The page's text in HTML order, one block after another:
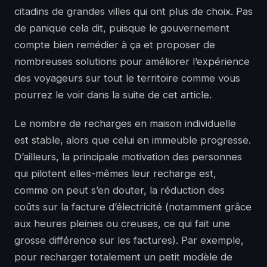
citadins de grandes villes qui ont plus de choix. Pas
de panique cela dit, puisque le gouvernement
compte bien remédier à ça et proposer de
nombreuses solutions pour améliorer l’expérience
des voyageurs sur tout le territoire comme vous
pourrez le voir dans la suite de cet article.
Le nombre de recharges en maison individuelle
est stable, alors que celui en immeuble progresse.
D’ailleurs, la principale motivation des personnes
qui pilotent elles-mêmes leur recharge est,
comme on peut s’en douter, la réduction des
coûts sur la facture d’électricité (notamment grâce
aux heures pleines ou creuses, ce qui fait une
grosse différence sur les factures). Par exemple,
pour recharger totalement un petit modèle de